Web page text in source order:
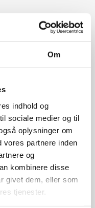
Om
indhold og
sociale medier og til
oplysninger om
vores partnere inden
og
kombinere disse
givet dem, eller som
tjenester.
g eller andre